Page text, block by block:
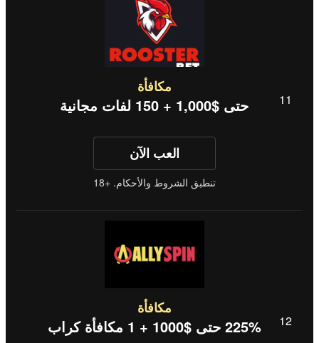
مكافأة
حتى $1,000 + 150 لفات مجانية
العب الآن
تنطبق الشروط والأحكام. +18
مكافأة
225% حتى $1000 + 1 مكافأة كراب